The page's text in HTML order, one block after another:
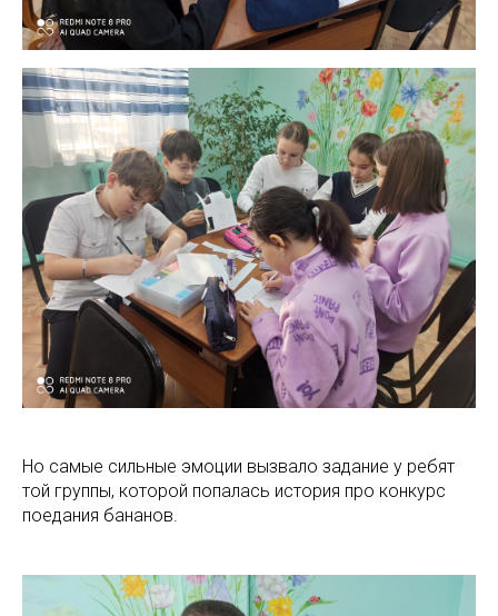
Но самые сильные эмоции вызвало задание у ребят
той группы, которой попалась история про конкурс
поедания бананов.